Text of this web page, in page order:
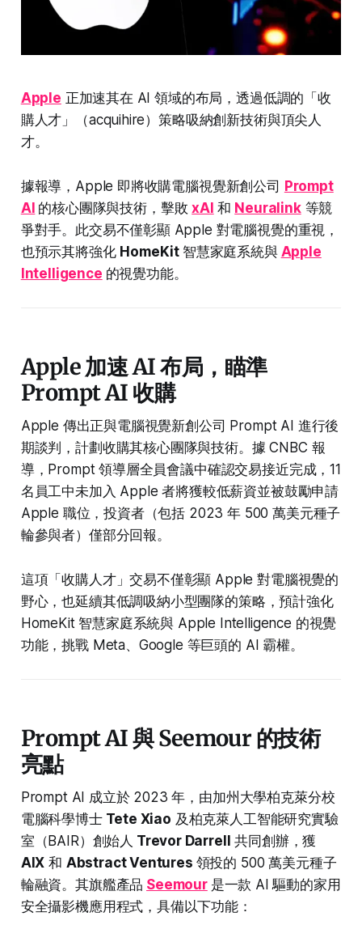
Apple 正加速其在 AI 領域的布局，透過低調的「收
購人才」（acquihire）策略吸納創新技術與頂尖人
才。
據報導，Apple 即將收購電腦視覺新創公司 Prompt
AI 的核心團隊與技術，擊敗xAI 和 Neuralink等競
爭對手。此交易不僅彰顯 Apple 對電腦視覺的重視，
也預示其將強化 HomeKit 智慧家庭系統與 Apple
Intelligence 的視覺功能。
Apple 加速 AI 布局，瞄準
Prompt AI 收購
Apple 傳出正與電腦視覺新創公司 Prompt AI 進行後
期談判，計劃收購其核心團隊與技術。據 CNBC 報
導，Prompt 領導層全員會議中確認交易接近完成，11
名員工中未加入 Apple 者將獲較低薪資並被鼓勵申請
Apple 職位，投資者（包括 2023 年 500 萬美元種子
輪參與者）僅部分回報。
這項「收購人才」交易不僅彰顯 Apple 對電腦視覺的
野心，也延續其低調吸納小型團隊的策略，預計強化
HomeKit 智慧家庭系統與 Apple Intelligence 的視覺
功能，挑戰 Meta、Google 等巨頭的 AI 霸權。
Prompt AI 與 Seemour 的技術
亮點
Prompt AI 成立於 2023 年，由加州大學柏克萊分校
電腦科學博士Tete Xiao 及柏克萊人工智能研究實驗
室（BAIR）創始人 Trevor Darrell
共同創辦，獲
AIX 和 Abstract Ventures 領投的 500 萬美元種子
輪融資。其旗艦產品 Seemour 是一款 AI 驅動的家用
安全攝影機應用程式，具備以下功能：